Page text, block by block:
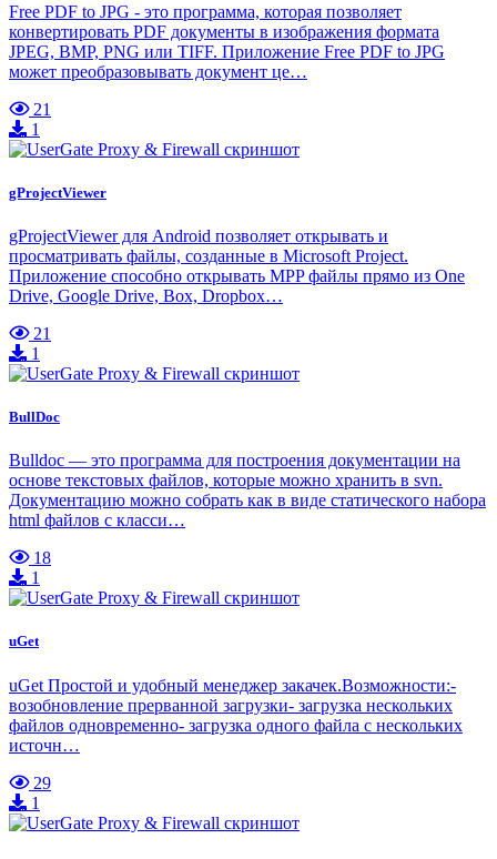
Free PDF to JPG - это программа, которая позволяет
конвертировать PDF документы в изображения формата
JPEG, BMP, PNG или TIFF. Приложение Free PDF to JPG
может преобразовывать документ це…
21
1
gProjectViewer
gProjectViewer для Android позволяет открывать и
просматривать файлы, созданные в Microsoft Project.
Приложение способно открывать MPP файлы прямо из One
Drive, Google Drive, Box, Dropbox…
21
1
BullDoc
Bulldoc — это программа для построения документации на
основе текстовых файлов, которые можно хранить в svn.
Документацию можно собрать как в виде статического набора
html файлов с класси…
18
1
uGet
uGet Простой и удобный менеджер закачек.Возможности:-
возобновление прерванной загрузки- загрузка нескольких
файлов одновременно- загрузка одного файла с нескольких
источн…
29
1